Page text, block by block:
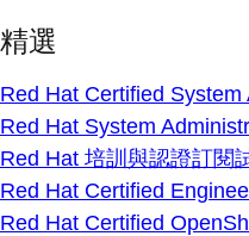
精選
Red Hat Certified
Red Hat System
Red Hat 培訓與認證訂閱
Red Hat Certified
Red Hat Certified